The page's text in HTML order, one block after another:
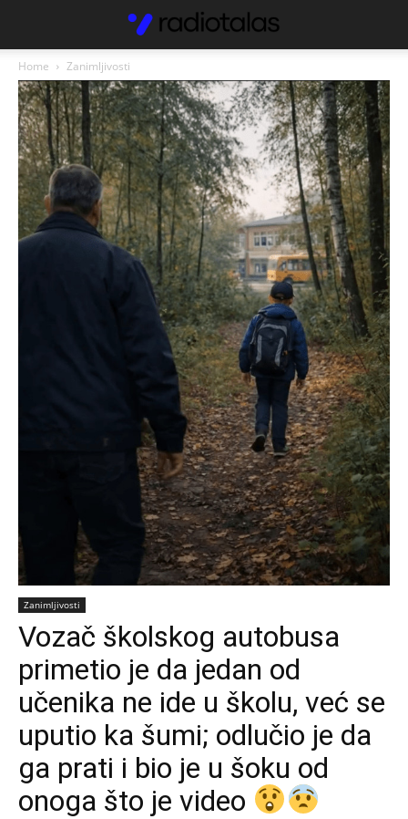
Home Zanimljivosti
Zanimljivosti
Vozač školskog autobusa
primetio je da jedan od
učenika ne ide u školu, već se
uputio ka šumi; odlučio je da
ga prati i bio je u šoku od
onoga što je video